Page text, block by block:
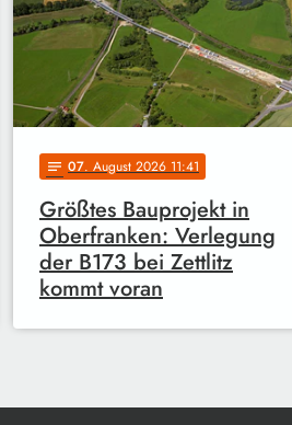
notes 07. August 2026 11:41
Größtes Bauprojekt in
Oberfranken: Verlegung
der B173 bei Zettlitz
kommt voran